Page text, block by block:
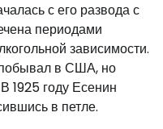
с его развода с
периодами
зависимости.
в США, но
1925 году Есенин
в петле.